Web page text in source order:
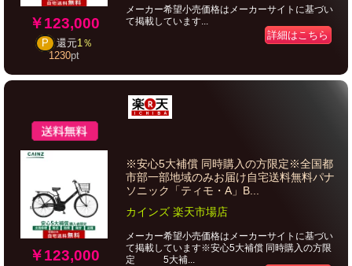
￥123,000
P 還元1％
1230pt
メーカー希望小売価格はメーカーサイトに基づい
て掲載しています...
詳細はこちら
￥123,000
※安心5大補償 同時購入の方限定※全国都
市部一部地域のみお届け自宅送料無料パナ
ソニック「ティモ・A」B...
カインズ 楽天市場店
メーカー希望小売価格はメーカーサイトに基づい
て掲載しています※安心5大補償 同時購入の方限
定 5大補...